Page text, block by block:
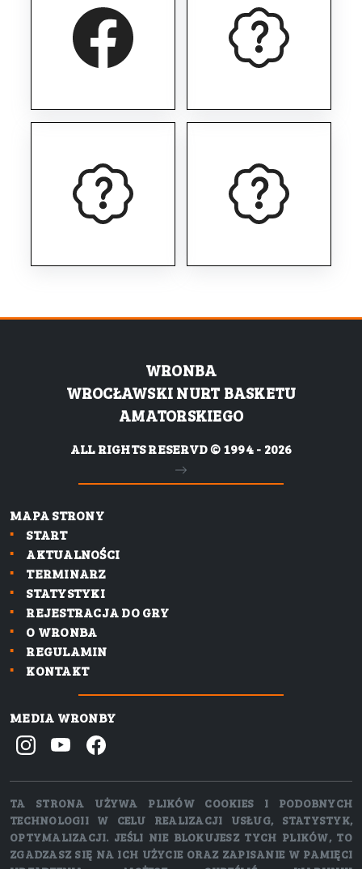
WRONBA
WROCŁAWSKI NURT BASKETU
AMATORSKIEGO
ALL RIGHTS RESERVD © 1994 - 2026
MAPA STRONY
START
AKTUALNOŚCI
TERMINARZ
STATYSTYKI
REJESTRACJA DO GRY
O WRONBA
REGULAMIN
KONTAKT
MEDIA WRONBY
TA STRONA UŻYWA PLIKÓW COOKIES I PODOBNYCH
TECHNOLOGII W CELU REALIZACJI USŁUG, STATYSTYK,
OPTYMALIZACJI. JEŚLI NIE BLOKUJESZ TYCH PLIKÓW, TO
ZGADZASZ SIĘ NA ICH UŻYCIE ORAZ ZAPISANIE W PAMIĘCI